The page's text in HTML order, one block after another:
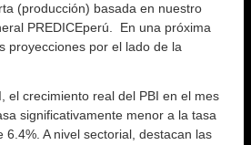
(producción) basada en nuestro
PREDICEperú. En una próxima
proyecciones por el lado de la
el crecimiento real del PBI en el mes
significativamente menor a la tasa
6.4%. A nivel sectorial, destacan las